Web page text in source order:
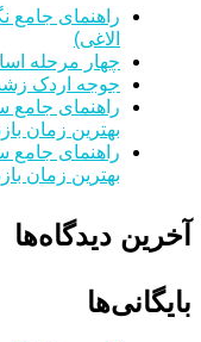
راهنمای جامع
الاغی)
چهار مرحله
جوجه اردک
راهنمای جامع
بهترین زمان
راهنمای جامع
بهترین زمان
آخرین دیدگاه‌ها
بایگانی‌ها